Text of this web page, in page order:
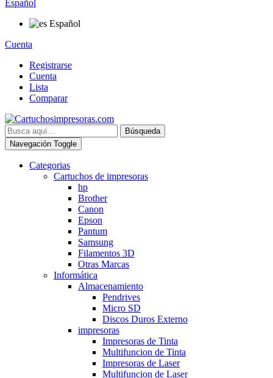
Español
Español
Cuenta
Registrarse
Cuenta
Lista
Comparar
Búsqueda
Navegación Toggle
Categorias
Cartuchos de impresoras
hp
Brother
Canon
Epson
Pantum
Samsung
Filamentos 3D
Otras Marcas
Informática
Almacenamiento
Pendrives
Micro SD
Discos Duros Externo
impresoras
Impresoras de Tinta
Multifuncion de Tinta
Impresoras de Laser
Multifuncion de Laser